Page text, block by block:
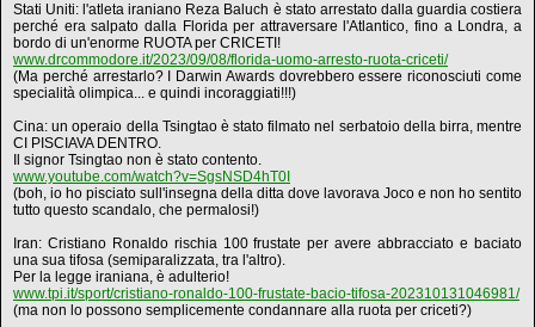
Stati Uniti: l'atleta iraniano Reza Baluch è stato arrestato dalla guardia costiera
perché era salpato dalla Florida per attraversare l'Atlantico, fino a Londra, a
bordo di un'enorme RUOTA per CRICETI!
www.drcommodore.it/2023/09/08/florida-uomo-arresto-ruota-criceti/
(Ma perché arrestarlo? I Darwin Awards dovrebbero essere riconosciuti come
specialità olimpica... e quindi incoraggiati!!!)
Cina: un operaio della Tsingtao è stato filmato nel serbatoio della birra, mentre
CI PISCIAVA DENTRO.
Il signor Tsingtao non è stato contento.
www.youtube.com/watch?v=SgsNSD4hT0I
(boh, io ho pisciato sull'insegna della ditta dove lavorava Joco e non ho sentito
tutto questo scandalo, che permalosi!)
Iran: Cristiano Ronaldo rischia 100 frustate per avere abbracciato e baciato
una sua tifosa (semiparalizzata, tra l'altro).
Per la legge iraniana, è adulterio!
www.tpi.it/sport/cristiano-ronaldo-100-frustate-bacio-tifosa-202310131046981/
(ma non lo possono semplicemente condannare alla ruota per criceti?)